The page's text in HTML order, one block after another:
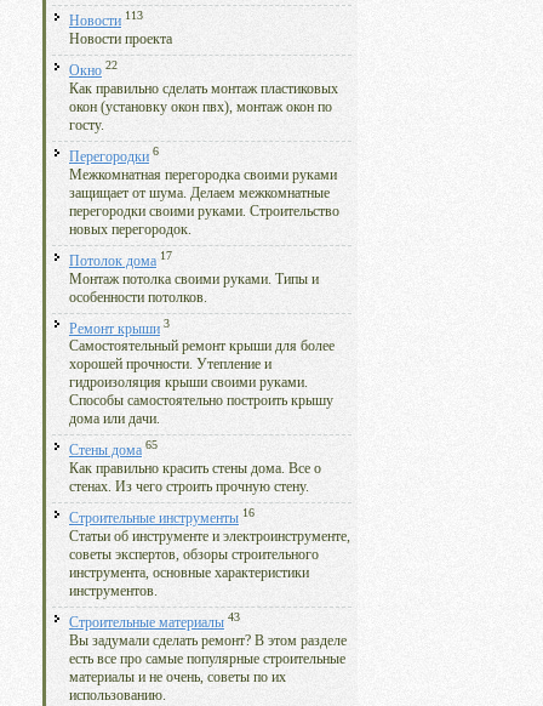
Новости 113
Новости проекта
Окно 22
Как правильно сделать монтаж пластиковых
окон (установку окон пвх), монтаж окон по
госту.
Перегородки 6
Межкомнатная перегородка своими руками
защищает от шума. Делаем межкомнатные
перегородки своими руками. Строительство
новых перегородок.
Потолок дома 17
Монтаж потолка своими руками. Типы и
особенности потолков.
Ремонт крыши 3
Самостоятельный ремонт крыши для более
хорошей прочности. Утепление и
гидроизоляция крыши своими руками.
Способы самостоятельно построить крышу
дома или дачи.
Стены дома 65
Как правильно красить стены дома. Все о
стенах. Из чего строить прочную стену.
Строительные инструменты 16
Статьи об инструменте и электроинструменте,
советы экспертов, обзоры строительного
инструмента, основные характеристики
инструментов.
Строительные материалы 43
Вы задумали сделать ремонт? В этом разделе
есть все про самые популярные строительные
материалы и не очень, советы по их
использованию.